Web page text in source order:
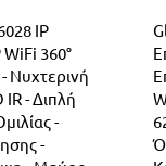
IP
360°
Νυχτερινή
- Διπλή
-
-